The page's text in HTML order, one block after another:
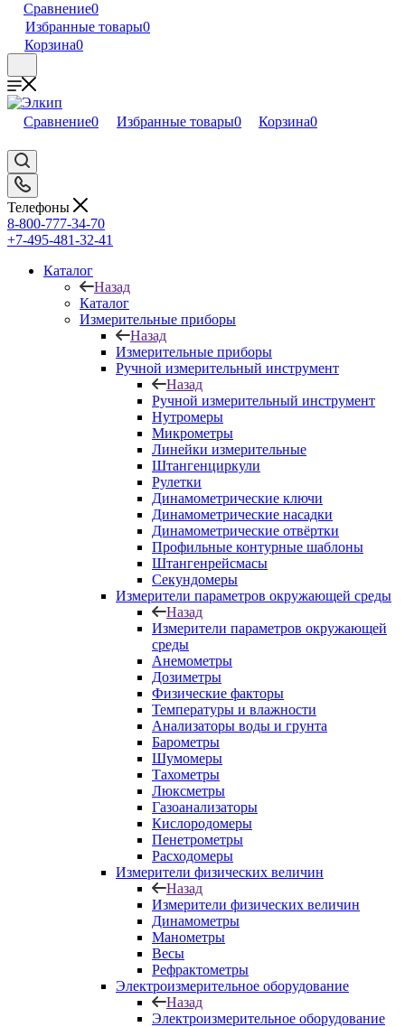
Сравнение0
Избранные товары0
Корзина0
Сравнение0 Избранные товары0 Корзина0
Телефоны
8-800-777-34-70
+7-495-481-32-41
Каталог
Назад
Каталог
Измерительные приборы
Назад
Измерительные приборы
Ручной измерительный инструмент
Назад
Ручной измерительный инструмент
Нутромеры
Микрометры
Линейки измерительные
Штангенциркули
Рулетки
Динамометрические ключи
Динамометрические насадки
Динамометрические отвёртки
Профильные контурные шаблоны
Штангенрейсмасы
Секундомеры
Измерители параметров окружающей среды
Назад
Измерители параметров окружающей
среды
Анемометры
Дозиметры
Физические факторы
Температуры и влажности
Анализаторы воды и грунта
Барометры
Шумомеры
Тахометры
Люксметры
Газоанализаторы
Кислородомеры
Пенетрометры
Расходомеры
Измерители физических величин
Назад
Измерители физических величин
Динамометры
Манометры
Весы
Рефрактометры
Электроизмерительное оборудование
Назад
Электроизмерительное оборудование